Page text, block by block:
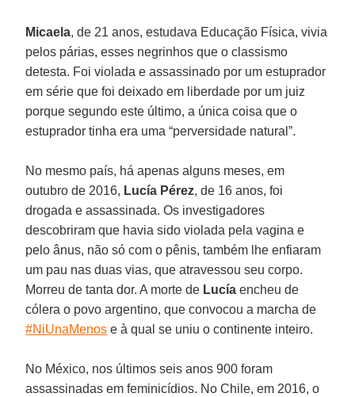
Micaela, de 21 anos, estudava Educação Física, vivia
pelos párias, esses negrinhos que o classismo
detesta. Foi violada e assassinado por um estuprador
em série que foi deixado em liberdade por um juiz
porque segundo este último, a única coisa que o
estuprador tinha era uma “perversidade natural”.
No mesmo país, há apenas alguns meses, em
outubro de 2016, Lucía Pérez, de 16 anos, foi
drogada e assassinada. Os investigadores
descobriram que havia sido violada pela vagina e
pelo ânus, não só com o pênis, também lhe enfiaram
um pau nas duas vias, que atravessou seu corpo.
Morreu de tanta dor. A morte de Lucía encheu de
cólera o povo argentino, que convocou a marcha de
#NiUnaMenos e à qual se uniu o continente inteiro.
No México, nos últimos seis anos 900 foram
assassinadas em feminicídios. No Chile, em 2016, o